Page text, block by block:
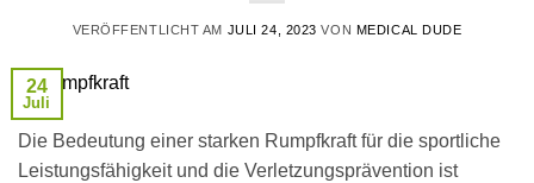
VERÖFFENTLICHT AM JULI 24, 2023 VON MEDICAL DUDE
24
Juli
Die Bedeutung einer starken Rumpfkraft für die sportliche
Leistungsfähigkeit und die Verletzungsprävention ist